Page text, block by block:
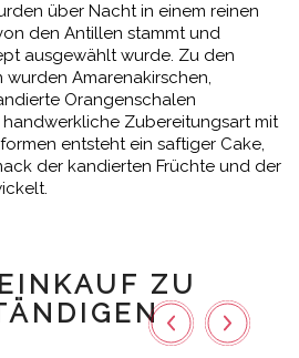
über Nacht in einem reinen
den Antillen stammt und
ausgewählt wurde. Zu den
Amarenakirschen,
Orangenschalen
Zubereitungsart mit
entsteht ein saftiger Cake,
der kandierten Früchte und der
ZU